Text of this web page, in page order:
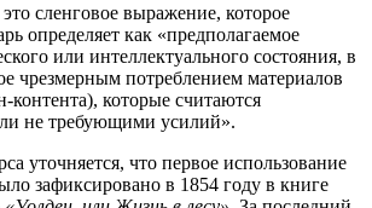
сленговое выражение, которое
определяет как «предполагаемое
или интеллектуального состояния, в
чрезмерным потреблением материалов
контента), которые считаются
не требующими усилий».
уточняется, что первое использование
зафиксировано в 1854 году в книге